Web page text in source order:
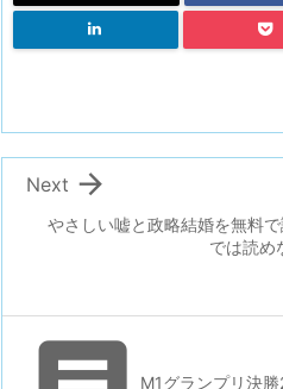
やさしい嘘と政略結婚を無料
では読め

Next
M1グランプリ決